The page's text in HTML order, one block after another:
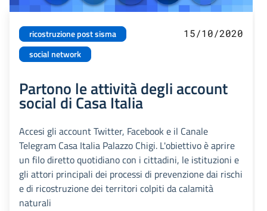
ricostruzione post sisma
social network
15/10/2020
Partono le attività degli account
social di Casa Italia
Accesi gli account Twitter, Facebook e il Canale
Telegram Casa Italia Palazzo Chigi. L'obiettivo è aprire
un filo diretto quotidiano con i cittadini, le istituzioni e
gli attori principali dei processi di prevenzione dai rischi
e di ricostruzione dei territori colpiti da calamità
naturali